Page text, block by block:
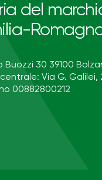
del
30 39100
Via G. Galilei,
00882800212